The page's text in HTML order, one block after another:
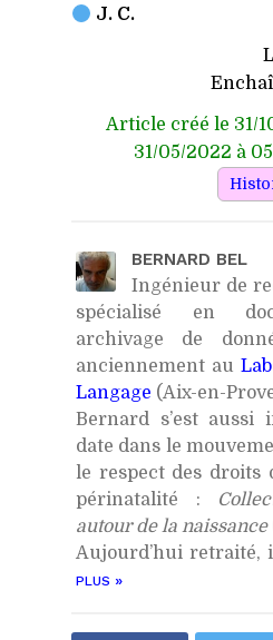
J. C.
Article créé le 31/
31/05/2022 à
BERNARD BEL
Ingénieur de
spécialisé en
archivage de
anciennement au
Langage (Aix-en-
Bernard s’est aussi
date dans le
le respect des droits
périnatalité :
autour de la naissance
Aujourd’hui retraité,
PLUS »